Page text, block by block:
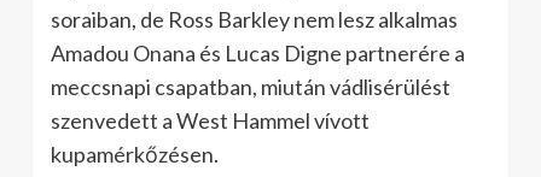
soraiban, de Ross Barkley nem lesz alkalmas
Amadou Onana és Lucas Digne partnerére a
meccsnapi csapatban, miután vádlisérülést
szenvedett a West Hammel vívott
kupamérkőzésen.